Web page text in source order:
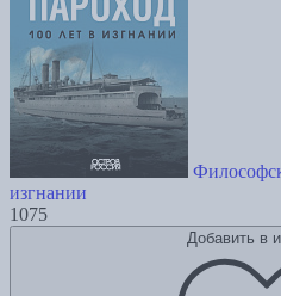
изгнании
1075
Добавить в